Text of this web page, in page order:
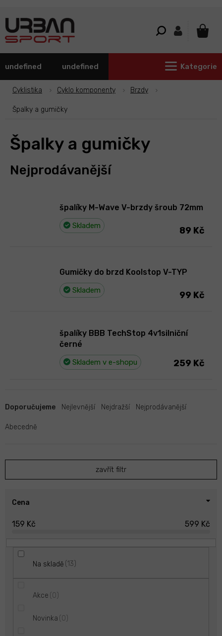
undefined undefined Kategorie
Cyklistika Cyklo komponenty Brzdy
Špalky a gumičky
Špalky a gumičky
Nejprodávanější
špalíky M-Wave V-brzdy šroub 72mm
Skladem 89 Kč
Gumičky do brzd Koolstop V-TYP
Skladem 99 Kč
špalíky BBB TechStop 4v1silniční
černé
Skladem v e-shopu 259 Kč
a
e
p
o
Doporučujeme Nejlevnější Nejdražší Nejprodávanější
Abecedně
zavřít filtr
Cena
159 Kč 599 Kč
Na skladě 13
Akce 0
Novinka 0